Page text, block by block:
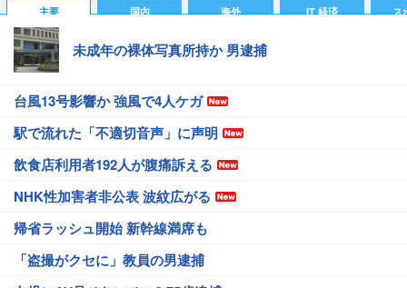
主要 国内 海外 IT 経済 ス
未成年の裸体写真所持か 男逮捕
台風13号影響か 強風で4人ケガ
駅で流れた「不適切音声」に声明
飲食店利用者192人が腹痛訴える
NHK性加害者非公表 波紋広がる
帰省ラッシュ開始 新幹線満席も
「盗撮がクセに」教員の男逮捕